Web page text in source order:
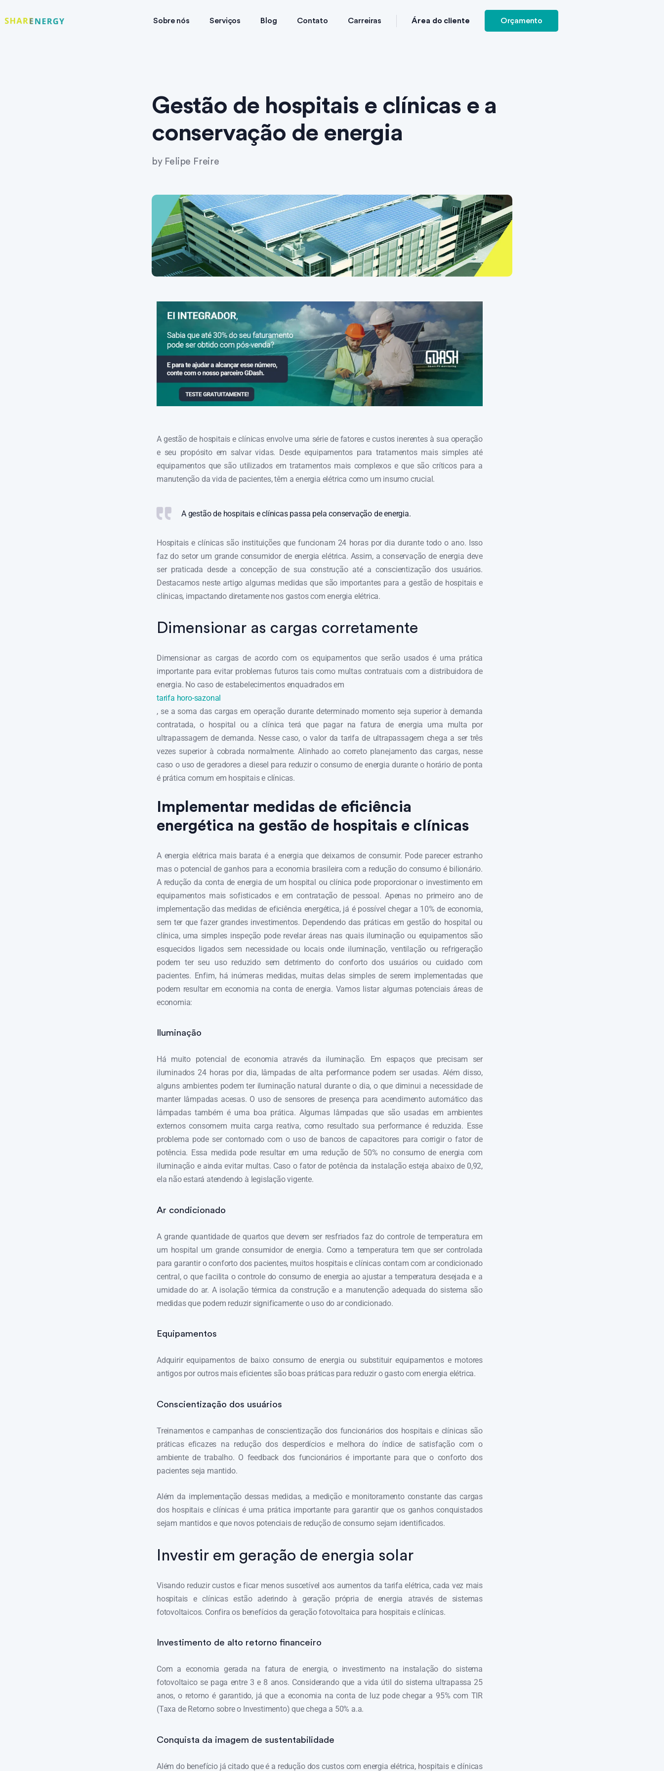
Sobre nós Serviços Blog Contato Carreiras Área do cliente Orçamento
Gestão de hospitais e clínicas e a
conservação de energia
by Felipe Freire
A gestão de hospitais e clínicas envolve uma série de fatores e custos inerentes à sua operação
e seu propósito em salvar vidas. Desde equipamentos para tratamentos mais simples até
equipamentos que são utilizados em tratamentos mais complexos e que são críticos para a
manutenção da vida de pacientes, têm a energia elétrica como um insumo crucial.
A gestão de hospitais e clínicas passa pela conservação de energia.
Hospitais e clínicas são instituições que funcionam 24 horas por dia durante todo o ano. Isso
faz do setor um grande consumidor de energia elétrica. Assim, a conservação de energia deve
ser praticada desde a concepção de sua construção até a conscientização dos usuários.
Destacamos neste artigo algumas medidas que são importantes para a gestão de hospitais e
clínicas, impactando diretamente nos gastos com energia elétrica.
Dimensionar as cargas corretamente
Dimensionar as cargas de acordo com os equipamentos que serão usados é uma prática
importante para evitar problemas futuros tais como multas contratuais com a distribuidora de
energia. No caso de estabelecimentos enquadrados em
tarifa horo-sazonal
, se a soma das cargas em operação durante determinado momento seja superior à demanda
contratada, o hospital ou a clínica terá que pagar na fatura de energia uma multa por
ultrapassagem de demanda. Nesse caso, o valor da tarifa de ultrapassagem chega a ser três
vezes superior à cobrada normalmente. Alinhado ao correto planejamento das cargas, nesse
caso o uso de geradores a diesel para reduzir o consumo de energia durante o horário de ponta
é prática comum em hospitais e clínicas.
Implementar medidas de eficiência
energética na gestão de hospitais e clínicas
A energia elétrica mais barata é a energia que deixamos de consumir. Pode parecer estranho
mas o potencial de ganhos para a economia brasileira com a redução do consumo é bilionário.
A redução da conta de energia de um hospital ou clínica pode proporcionar o investimento em
equipamentos mais sofisticados e em contratação de pessoal. Apenas no primeiro ano de
implementação das medidas de eficiência energética, já é possível chegar a 10% de economia,
sem ter que fazer grandes investimentos. Dependendo das práticas em gestão do hospital ou
clínica, uma simples inspeção pode revelar áreas nas quais iluminação ou equipamentos são
esquecidos ligados sem necessidade ou locais onde iluminação, ventilação ou refrigeração
podem ter seu uso reduzido sem detrimento do conforto dos usuários ou cuidado com
pacientes. Enfim, há inúmeras medidas, muitas delas simples de serem implementadas que
podem resultar em economia na conta de energia. Vamos listar algumas potenciais áreas de
economia:
Iluminação
Há muito potencial de economia através da iluminação. Em espaços que precisam ser
iluminados 24 horas por dia, lâmpadas de alta performance podem ser usadas. Além disso,
alguns ambientes podem ter iluminação natural durante o dia, o que diminui a necessidade de
manter lâmpadas acesas. O uso de sensores de presença para acendimento automático das
lâmpadas também é uma boa prática. Algumas lâmpadas que são usadas em ambientes
externos consomem muita carga reativa, como resultado sua performance é reduzida. Esse
problema pode ser contornado com o uso de bancos de capacitores para corrigir o fator de
potência. Essa medida pode resultar em uma redução de 50% no consumo de energia com
iluminação e ainda evitar multas. Caso o fator de potência da instalação esteja abaixo de 0,92,
ela não estará atendendo à legislação vigente.
Ar condicionado
A grande quantidade de quartos que devem ser resfriados faz do controle de temperatura em
um hospital um grande consumidor de energia. Como a temperatura tem que ser controlada
para garantir o conforto dos pacientes, muitos hospitais e clínicas contam com ar condicionado
central, o que facilita o controle do consumo de energia ao ajustar a temperatura desejada e a
umidade do ar. A isolação térmica da construção e a manutenção adequada do sistema são
medidas que podem reduzir significamente o uso do ar condicionado.
Equipamentos
Adquirir equipamentos de baixo consumo de energia ou substituir equipamentos e motores
antigos por outros mais eficientes são boas práticas para reduzir o gasto com energia elétrica.
Conscientização dos usuários
Treinamentos e campanhas de conscientização dos funcionários dos hospitais e clínicas são
práticas eficazes na redução dos desperdícios e melhora do índice de satisfação com o
ambiente de trabalho. O feedback dos funcionários é importante para que o conforto dos
pacientes seja mantido.
Além da implementação dessas medidas, a medição e monitoramento constante das cargas
dos hospitais e clínicas é uma prática importante para garantir que os ganhos conquistados
sejam mantidos e que novos potenciais de redução de consumo sejam identificados.
Investir em geração de energia solar
Visando reduzir custos e ficar menos suscetível aos aumentos da tarifa elétrica, cada vez mais
hospitais e clínicas estão aderindo à geração própria de energia através de sistemas
fotovoltaicos. Confira os benefícios da geração fotovoltaica para hospitais e clínicas.
Investimento de alto retorno financeiro
Com a economia gerada na fatura de energia, o investimento na instalação do sistema
fotovoltaico se paga entre 3 e 8 anos. Considerando que a vida útil do sistema ultrapassa 25
anos, o retorno é garantido, já que a economia na conta de luz pode chegar a 95% com TIR
(Taxa de Retorno sobre o Investimento) que chega a 50% a.a.
Conquista da imagem de sustentabilidade
Além do benefício já citado que é a redução dos custos com energia elétrica, hospitais e clínicas